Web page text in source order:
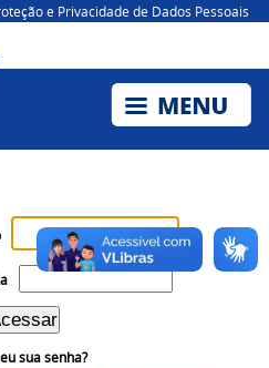
e Privacidade de Dados Pessoais
sua senha?